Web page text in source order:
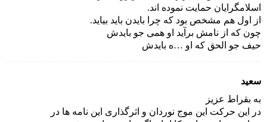
اسلامگرایان حمایت نموده اند.
از اول هم مشخص بود که چرا بایدن باید بیاید.
چون که از نامش برآید او همی جو بایدش
حیف جو الحق که او …ه بایدش
سعید
به بقراط عزیز
در این حرکت این موج نوردان و اثرگذاری این نامه ها در